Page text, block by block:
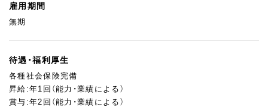
雇用期間
無期
待遇・福利厚生
各種社会保険完備
昇給:年1回（能力・業績による）
賞与:年2回（能力・業績による）